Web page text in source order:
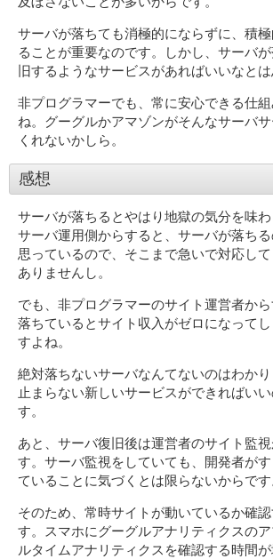
サーバが落ちても消極的にならずに、積
ることが重要なのです。しかし、サーバ
旧するようなサービスがあればいいなとは
非プログラマーでも、常に安心できる仕
ね。グーグルかアマゾンがそんなサーバ
くれないかしら。
感想
サーバが落ちるとやはり地獄の気分を味わ
サーバ運用側からすると、サーバが落ち
思っているので、そこまで急いで対応し
ありませんし。
でも、非プログラマーのサイト運営者か
落ちているとサイト収入がゼロになって
すよね。
絶対落ちないサーバなんてないのはわか
止まらない新しいサービスができればい
す。
あと、サーバ復旧後は運営者のサイト監
す。サーバ監視をしていても、開発者が
ていることに気づくとは限らないからです
そのため、常時サイトが動いているか確
す。スマホにグーグルアナリティクスの
ルタイムアナリティクスを確認する時間が